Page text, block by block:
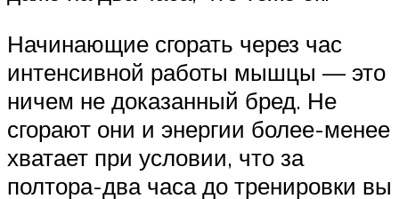
Начинающие сгорать через час
интенсивной работы мышцы — это
ничем не доказанный бред. Не
сгорают они и энергии более-менее
хватает при условии, что за
полтора-два часа до тренировки вы